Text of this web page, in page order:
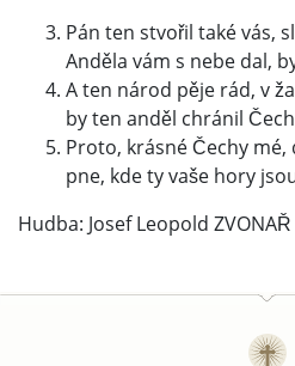
Pán ten stvořil také vás,
Anděla vám s nebe dal,
A ten národ pěje rád, v
by ten anděl chránil
Proto, krásné Čechy
pne, kde ty vaše hory
Hudba: Josef Leopold ZVONAŘ